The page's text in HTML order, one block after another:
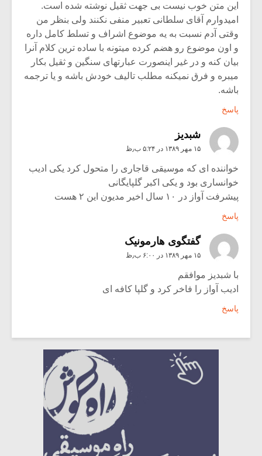
این متن خوب نیست بی جهت ثقیل نوشته شده است.
امیدوارم آقای سلطانی تعبیر منفی نکنند ولی بنظر من
وقتی آدم نسبت به یه موضوع اشراف و تسلط کامل داره
و اون موضوع رو هضم کرده میتونه با ساده ترین کلام آنرا
بیان کنه و در غیر اینصورت عبارتهای سنگین و ثقیل بکار
میبره و فرق نمیکنه مطلب تالیف خودش باشه و یا ترجمه
باشه.
پاسخ
شبدیز
۱۵ مهر ۱۳۸۹ در ۵:۲۴ ب٫ظ
خواننده ای که موسیقی قاجاری را متحول کرد یکی ادیب
خوانساری بود و یکی اکبر گلپایگانی
پیشرفت آواز در ۱۰ سال اخیر مدیون این ۲ هست
پاسخ
گفتگوی هارمونیک
۱۵ مهر ۱۳۸۹ در ۶:۰۰ ب٫ظ
با شبدیز موافقم
ادیب آواز را فاخر کرد و گلپا کافه ای
پاسخ